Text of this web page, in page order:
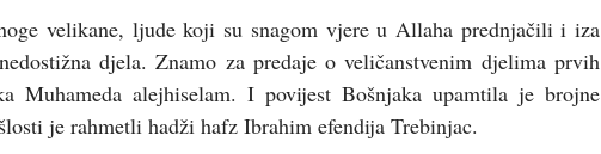
velikane, ljude koji su snagom vjere u Allaha prednjačili i iza
djela. Znamo za predaje o veličanstvenim djelima prvih
Muhameda alejhiselam. I povijest Bošnjaka upamtila je brojne
je rahmetli hadži hafz Ibrahim efendija Trebinjac.